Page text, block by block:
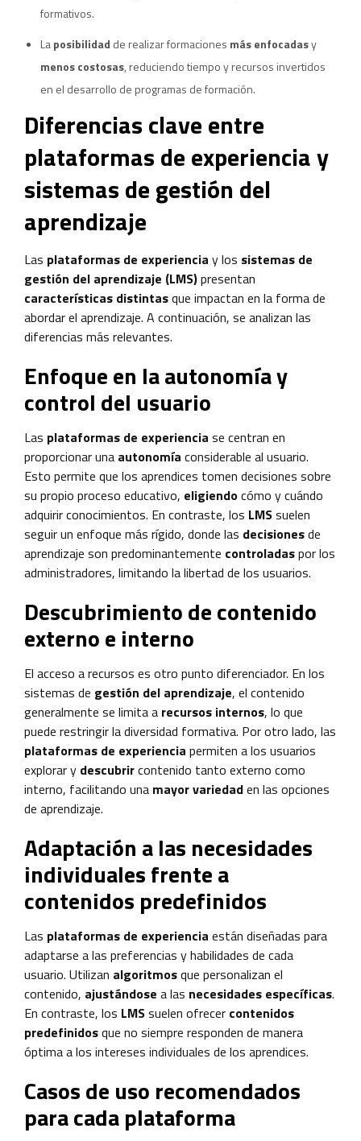
formativos.
Laposibilidad de realizar formaciones más enfocadasy
menos costosas, reduciendo tiempo y recursos invertidos
en el desarrollo de programas de formación.
Diferencias clave entre
plataformas de experiencia y
sistemas de gestión del
aprendizaje
Las plataformas de experiencia y los sistemas de
gestión del aprendizaje (LMS)presentan
características distintasque impactan en la forma de
abordar el aprendizaje. A continuación, se analizan las
diferencias más relevantes.
Enfoque en la autonomía y
control del usuario
Las plataformas de experiencia se centran en
proporcionar una autonomía considerable al usuario.
Esto permite que los aprendices tomen decisiones sobre
su propio proceso educativo, eligiendocómo y cuándo
adquirir conocimientos. En contraste, los LMSsuelen
seguir un enfoque más rígido, donde las decisionesde
aprendizaje son predominantemente controladaspor los
administradores, limitando la libertad de los usuarios.
Descubrimiento de contenido
externo e interno
El acceso a recursos es otro punto diferenciador. En los
sistemas de gestión del aprendizaje, el contenido
generalmente se limita a recursos internos, lo que
puede restringir la diversidad formativa. Por otro lado, las
plataformas de experiencia permiten a los usuarios
explorar y descubrircontenido tanto externo como
interno, facilitando una mayor variedaden las opciones
de aprendizaje.
Adaptación a las necesidades
individuales frente a
contenidos predefinidos
Las plataformas de experiencia están diseñadas para
adaptarse a las preferencias y habilidades de cada
usuario. Utilizan algoritmosque personalizan el
contenido, ajustándose a las necesidades específicas.
En contraste, los LMSsuelen ofrecer contenidos
predefinidosque no siempre responden de manera
óptima a los intereses individuales de los aprendices.
Casos de uso recomendados
para cada plataforma